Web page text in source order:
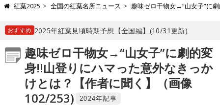
紅葉2025 全国の紅葉名所ニュース 趣味ゼロ干物女→“山女子”に
おすすめ 2025年紅葉見頃時期予想【全国編】(10/31更新)
趣味ゼロ干物女→“山女子”に劇的変
身!!山登りにハマった意外なきっか
けとは？【作者に聞く】（画像
102/253)
2024年記事